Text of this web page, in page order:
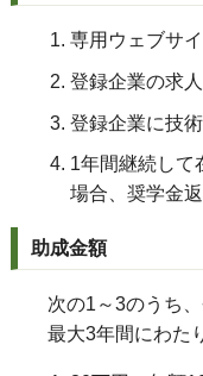
専用ウェブサ
登録企業の求
登録企業に技
1年間継続して
場合、奨学金
助成金額
次の1～3のうち
最大3年間にわた